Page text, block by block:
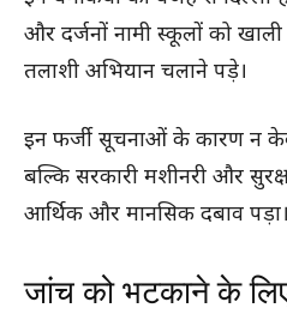
और दर्जनों नामी स्कूलों को
तलाशी अभियान चलाने पड़े।
इन फर्जी सूचनाओं के कारण न
बल्कि सरकारी मशीनरी और
आर्थिक और मानसिक दबाव पड़ा।
जांच को भटकाने के